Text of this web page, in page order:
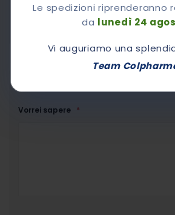
Le spedizioni riprenderanno
da lunedì 24
Vi auguriamo una
Team
Dal lunedì al venerdì dalle 8,30 alle
Vorrei sapere